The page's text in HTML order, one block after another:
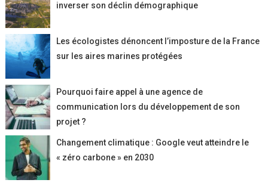
inverser son déclin démographique
Les écologistes dénoncent l’imposture de la France
sur les aires marines protégées
Pourquoi faire appel à une agence de
communication lors du développement de son
projet ?
Changement climatique : Google veut atteindre le
« zéro carbone » en 2030